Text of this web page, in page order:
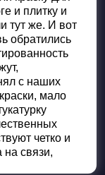
и плитку и
тут же. И вот
обратились
с наших
мало
четко и
связи,